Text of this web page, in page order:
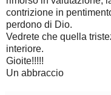
contrizione in
perdono di Dio.
Vedrete che quella
interiore.
Gioite!!!!!
Un abbraccio